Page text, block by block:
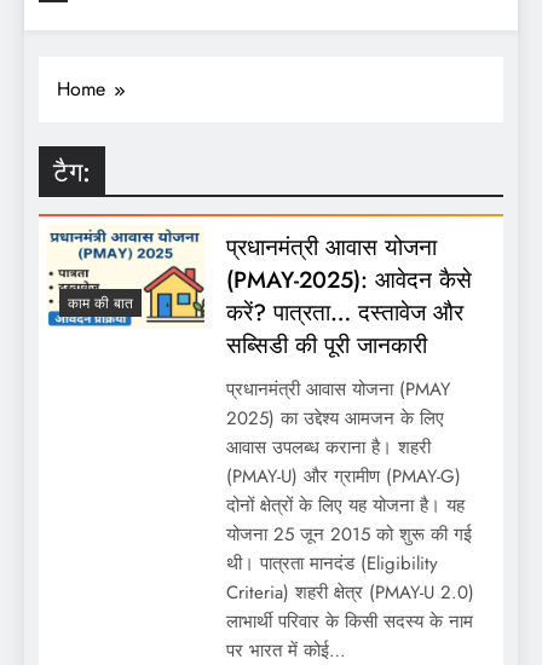
Home
टैग:
काम की बात
प्रधानमंत्री आवास योजना
(PMAY-2025): आवेदन कैसे
करें? पात्रता… दस्तावेज और
सब्सिडी की पूरी जानकारी
प्रधानमंत्री आवास योजना (PMAY
2025) का उद्देश्य आमजन के लिए
आवास उपलब्ध कराना है। शहरी
(PMAY-U) और ग्रामीण (PMAY-G)
दोनों क्षेत्रों के लिए यह योजना है। यह
योजना 25 जून 2015 को शुरू की गई
थी। पात्रता मानदंड (Eligibility
Criteria) शहरी क्षेत्र (PMAY-U 2.0)
लाभार्थी परिवार के किसी सदस्य के नाम
पर भारत में कोई…